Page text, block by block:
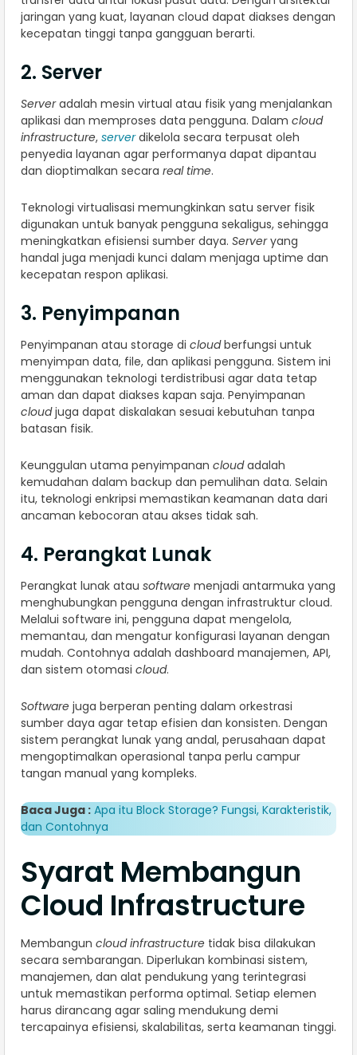
jaringan yang kuat, layanan cloud dapat diakses dengan
kecepatan tinggi tanpa gangguan berarti.
2. Server
Serveradalah mesin virtual atau fisik yang menjalankan
aplikasi dan memproses data pengguna. Dalam cloud
infrastructure, serverdikelola secara terpusat oleh
penyedia layanan agar performanya dapat dipantau
dan dioptimalkan secara real time.
Teknologi virtualisasi memungkinkan satu server fisik
digunakan untuk banyak pengguna sekaligus, sehingga
meningkatkan efisiensi sumber daya. Serveryang
handal juga menjadi kunci dalam menjaga uptime dan
kecepatan respon aplikasi.
3. Penyimpanan
Penyimpanan atau storage di cloudberfungsi untuk
menyimpan data, file, dan aplikasi pengguna. Sistem ini
menggunakan teknologi terdistribusi agar data tetap
aman dan dapat diakses kapan saja. Penyimpanan
cloudjuga dapat diskalakan sesuai kebutuhan tanpa
batasan fisik.
Keunggulan utama penyimpanan cloudadalah
kemudahan dalam backup dan pemulihan data. Selain
itu, teknologi enkripsi memastikan keamanan data dari
ancaman kebocoran atau akses tidak sah.
4. Perangkat Lunak
Perangkat lunak atau software menjadi antarmuka yang
menghubungkan pengguna dengan infrastruktur cloud.
Melalui software ini, pengguna dapat mengelola,
memantau, dan mengatur konfigurasi layanan dengan
mudah. Contohnya adalah dashboard manajemen, API,
dan sistem otomasi cloud.
Software juga berperan penting dalam orkestrasi
sumber daya agar tetap efisien dan konsisten. Dengan
sistem perangkat lunak yang andal, perusahaan dapat
mengoptimalkan operasional tanpa perlu campur
tangan manual yang kompleks.
Baca Juga : Apa itu Block Storage? Fungsi, Karakteristik,
dan Contohnya
Syarat Membangun
Cloud Infrastructure
Membangun cloud infrastructure tidak bisa dilakukan
secara sembarangan. Diperlukan kombinasi sistem,
manajemen, dan alat pendukung yang terintegrasi
untuk memastikan performa optimal. Setiap elemen
harus dirancang agar saling mendukung demi
tercapainya efisiensi, skalabilitas, serta keamanan tinggi.